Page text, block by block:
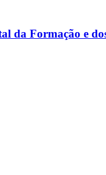
da Formação e